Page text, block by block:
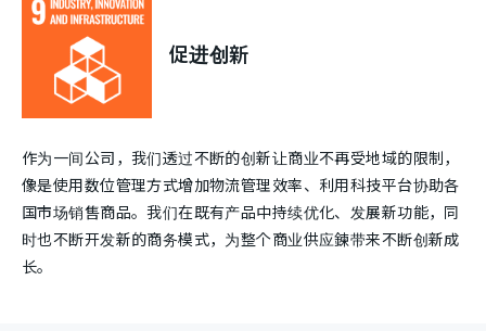
促进创新
作为一间公司，我们透过不断的创新让商业不再受地域的限制，
像是使用数位管理方式增加物流管理效率、利用科技平台协助各
国市场销售商品。我们在既有产品中持续优化、发展新功能，同
时也不断开发新的商务模式，为整个商业供应鍊带来不断创新成
长。